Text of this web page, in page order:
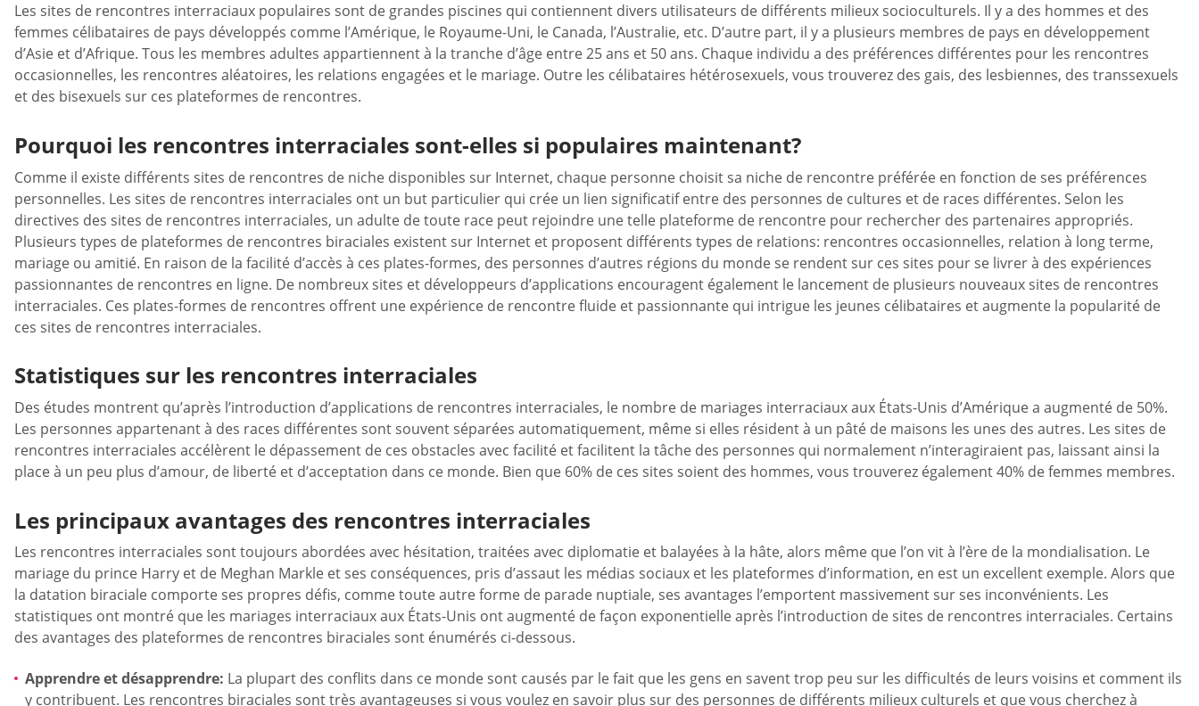
Les sites de rencontres interraciaux populaires sont de grandes piscines qui contiennent divers utilisateurs de différents milieux socioculturels. Il y a des hommes et des
femmes célibataires de pays développés comme l’Amérique, le Royaume-Uni, le Canada, l’Australie, etc. D’autre part, il y a plusieurs membres de pays en développement
d’Asie et d’Afrique. Tous les membres adultes appartiennent à la tranche d’âge entre 25 ans et 50 ans. Chaque individu a des préférences différentes pour les rencontres
occasionnelles, les rencontres aléatoires, les relations engagées et le mariage. Outre les célibataires hétérosexuels, vous trouverez des gais, des lesbiennes, des transsexuels
et des bisexuels sur ces plateformes de rencontres.
Pourquoi les rencontres interraciales sont-elles si populaires maintenant?
Comme il existe différents sites de rencontres de niche disponibles sur Internet, chaque personne choisit sa niche de rencontre préférée en fonction de ses préférences
personnelles. Les sites de rencontres interraciales ont un but particulier qui crée un lien significatif entre des personnes de cultures et de races différentes. Selon les
directives des sites de rencontres interraciales, un adulte de toute race peut rejoindre une telle plateforme de rencontre pour rechercher des partenaires appropriés.
Plusieurs types de plateformes de rencontres biraciales existent sur Internet et proposent différents types de relations: rencontres occasionnelles, relation à long terme,
mariage ou amitié. En raison de la facilité d’accès à ces plates-formes, des personnes d’autres régions du monde se rendent sur ces sites pour se livrer à des expériences
passionnantes de rencontres en ligne. De nombreux sites et développeurs d’applications encouragent également le lancement de plusieurs nouveaux sites de rencontres
interraciales. Ces plates-formes de rencontres offrent une expérience de rencontre fluide et passionnante qui intrigue les jeunes célibataires et augmente la popularité de
ces sites de rencontres interraciales.
Statistiques sur les rencontres interraciales
Des études montrent qu’après l’introduction d’applications de rencontres interraciales, le nombre de mariages interraciaux aux États-Unis d’Amérique a augmenté de 50%.
Les personnes appartenant à des races différentes sont souvent séparées automatiquement, même si elles résident à un pâté de maisons les unes des autres. Les sites de
rencontres interraciales accélèrent le dépassement de ces obstacles avec facilité et facilitent la tâche des personnes qui normalement n’interagiraient pas, laissant ainsi la
place à un peu plus d’amour, de liberté et d’acceptation dans ce monde. Bien que 60% de ces sites soient des hommes, vous trouverez également 40% de femmes membres.
Les principaux avantages des rencontres interraciales
Les rencontres interraciales sont toujours abordées avec hésitation, traitées avec diplomatie et balayées à la hâte, alors même que l’on vit à l’ère de la mondialisation. Le
mariage du prince Harry et de Meghan Markle et ses conséquences, pris d’assaut les médias sociaux et les plateformes d’information, en est un excellent exemple. Alors que
la datation biraciale comporte ses propres défis, comme toute autre forme de parade nuptiale, ses avantages l’emportent massivement sur ses inconvénients. Les
statistiques ont montré que les mariages interraciaux aux États-Unis ont augmenté de façon exponentielle après l’introduction de sites de rencontres interraciales. Certains
des avantages des plateformes de rencontres biraciales sont énumérés ci-dessous.
Apprendre et désapprendre: La plupart des conflits dans ce monde sont causés par le fait que les gens en savent trop peu sur les difficultés de leurs voisins et comment ils
y contribuent. Les rencontres biraciales sont très avantageuses si vous voulez en savoir plus sur des personnes de différents milieux culturels et que vous cherchez à